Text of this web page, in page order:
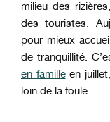
milieu des
des touristes.
pour mieux
de tranquillité.
en familleen
loin de la foule.